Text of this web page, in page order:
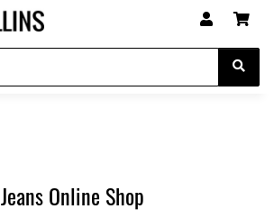
Jeans Online Shop